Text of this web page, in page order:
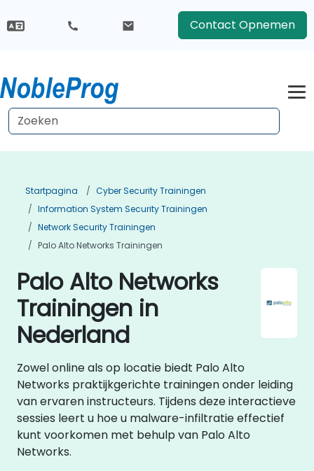
Contact Opnemen
Startpagina
Cyber Security Trainingen
Information System Security Trainingen
Network Security Trainingen
Palo Alto Networks Trainingen
Palo Alto Networks
Trainingen in
Nederland
Zowel online als op locatie biedt Palo Alto
Networks praktijkgerichte trainingen onder leiding
van ervaren instructeurs. Tijdens deze interactieve
sessies leert u hoe u malware-infiltratie effectief
kunt voorkomen met behulp van Palo Alto
Networks.